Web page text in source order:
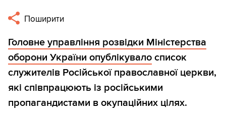
Поширити
Головне управління розвідки Міністерства
оборони України опублікувало список
служителів Російської православної церкви,
які співпрацюють із російськими
пропагандистами в окупаційних цілях.